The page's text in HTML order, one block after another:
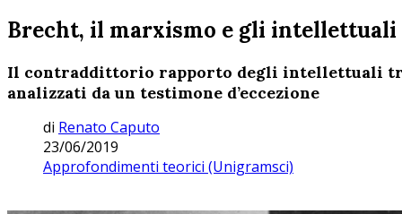
Brecht, il marxismo e gli
Il contraddittorio rapporto degli intellettuali
analizzati da un testimone d’eccezione
di Renato Caputo
23/06/2019
Approfondimenti teorici (Unigramsci)